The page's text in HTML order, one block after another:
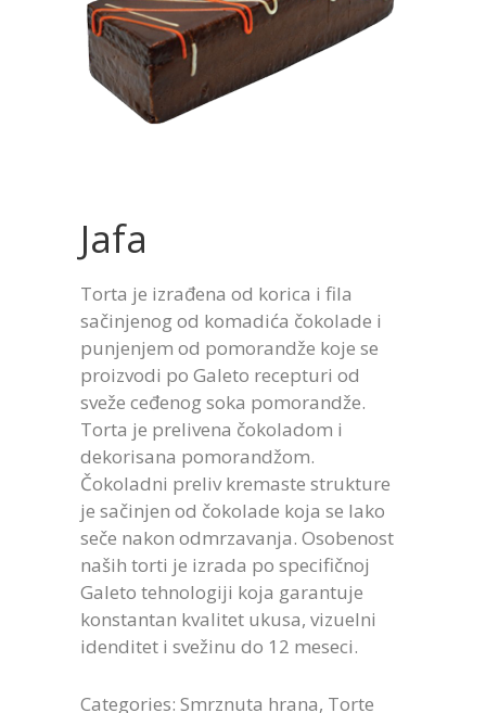
Jafa
Torta je izrađena od korica i fila
sačinjenog od komadića čokolade i
punjenjem od pomorandže koje se
proizvodi po Galeto recepturi od
sveže ceđenog soka pomorandže.
Torta je prelivena čokoladom i
dekorisana pomorandžom.
Čokoladni preliv kremaste strukture
je sačinjen od čokolade koja se lako
seče nakon odmrzavanja. Osobenost
naših torti je izrada po specifičnoj
Galeto tehnologiji koja garantuje
konstantan kvalitet ukusa, vizuelni
idenditet i svežinu do 12 meseci.
Categories: Smrznuta hrana, Torte